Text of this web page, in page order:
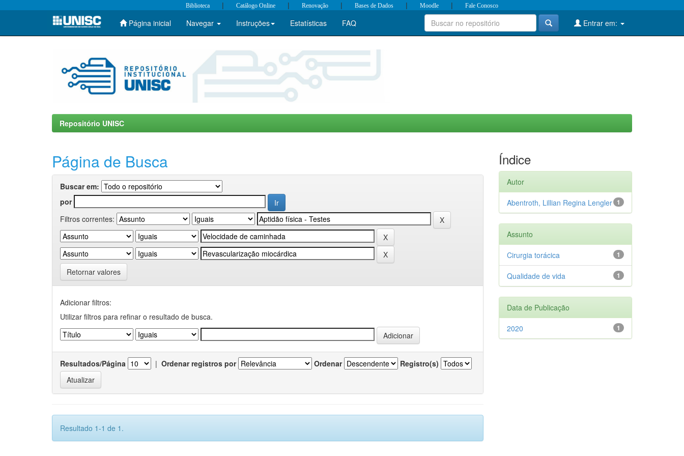
Skip
Biblioteca | Catálogo Online | Renovação | Bases de Dados | Moodle | Fale Conosco
Página inicial Navegar Instruções Estatísticas FAQ Entrar em:
Repositório UNISC
Página de Busca
Buscar em:
por
Filtros correntes:
Retornar valores
Adicionar filtros:
Utilizar filtros para refinar o resultado de busca.
Resultados/Página | Ordenar registros por Ordenar Registro(s)
Resultado 1-1 de 1.
Índice
Autor
1
Abentroth, Lillian Regina Lengler
Assunto
1
Cirurgia torácica
1
Qualidade de vida
Data de Publicação
1
2020